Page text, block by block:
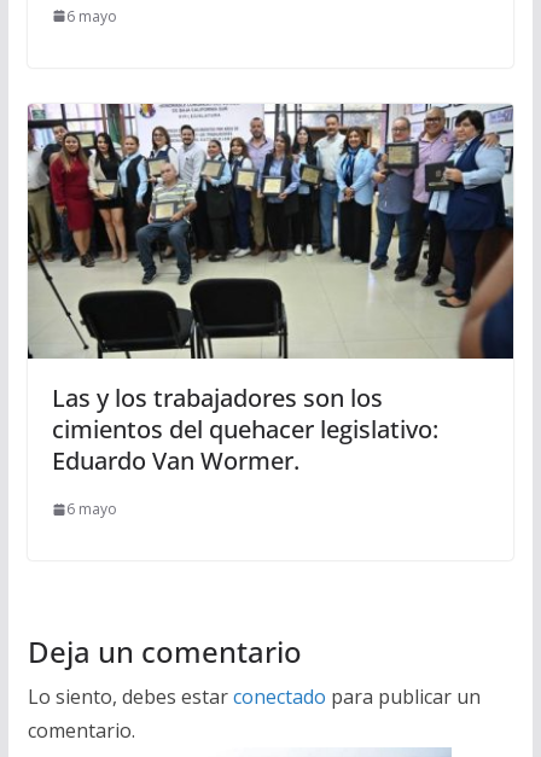
6 mayo
Las y los trabajadores son los
cimientos del quehacer legislativo:
Eduardo Van Wormer.
6 mayo
Deja un comentario
Lo siento, debes estarconectado para publicar un
comentario.